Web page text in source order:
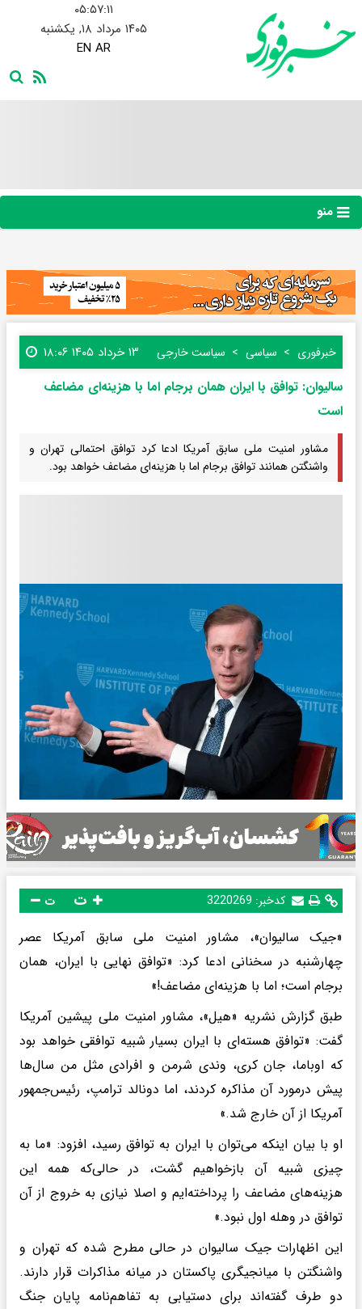
۰۵:۵۷:۱۱
۱۴۰۵ مرداد ۱۸, یکشنبه
EN AR
منو
خبرفوری سیاسی سیاست خارجی ۱۳ خرداد ۱۴۰۵ ۱۸:۰۶
سالیوان: توافق با ایران همان برجام اما با هزینه‌ای مضاعف
است
مشاور امنیت ملی سابق آمریکا ادعا کرد توافق احتمالی تهران و
واشنگتن همانند توافق برجام اما با هزینه‌ای مضاعف خواهد بود.
کدخبر: 3220269 ت
«جیک سالیوان»، مشاور امنیت ملی سابق آمریکا عصر
چهارشنبه در سخنانی ادعا کرد: «توافق نهایی با ایران، همان
برجام است؛ اما با هزینه‌ای مضاعف!»
طبق گزارش نشریه «هیل»، مشاور امنیت ملی پیشین آمریکا
گفت: «توافق هسته‌ای با ایران بسیار شبیه توافقی خواهد بود
که اوباما، جان کری، وندی شرمن و افرادی مثل من سال‌ها
پیش درمورد آن مذاکره کردند، اما دونالد ترامپ، رئیس‌جمهور
آمریکا از آن خارج شد.»
او با بیان اینکه می‌توان با ایران به توافق رسید، افزود: «ما به
چیزی شبیه آن بازخواهیم گشت، در حالی‌که همه این
هزینه‌های مضاعف را پرداخته‌ایم و اصلا نیازی به خروج از آن
توافق در وهله اول نبود.»
این اظهارات جیک سالیوان در حالی مطرح شده که تهران و
واشنگتن با میانجیگری پاکستان در میانه مذاکرات قرار دارند.
دو طرف گفته‌اند برای دستیابی به تفاهم‌نامه پایان جنگ